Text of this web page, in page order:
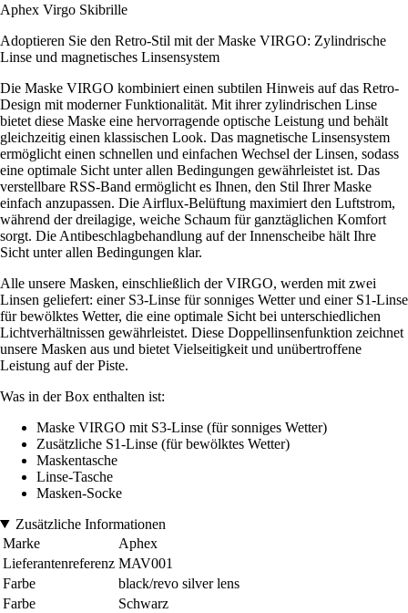
Aphex Virgo Skibrille
Adoptieren Sie den Retro-Stil mit der Maske VIRGO: Zylindrische
Linse und magnetisches Linsensystem
Die Maske VIRGO kombiniert einen subtilen Hinweis auf das Retro-
Design mit moderner Funktionalität. Mit ihrer zylindrischen Linse
bietet diese Maske eine hervorragende optische Leistung und behält
gleichzeitig einen klassischen Look. Das magnetische Linsensystem
ermöglicht einen schnellen und einfachen Wechsel der Linsen, sodass
eine optimale Sicht unter allen Bedingungen gewährleistet ist. Das
verstellbare RSS-Band ermöglicht es Ihnen, den Stil Ihrer Maske
einfach anzupassen. Die Airflux-Belüftung maximiert den Luftstrom,
während der dreilagige, weiche Schaum für ganztäglichen Komfort
sorgt. Die Antibeschlagbehandlung auf der Innenscheibe hält Ihre
Sicht unter allen Bedingungen klar.
Alle unsere Masken, einschließlich der VIRGO, werden mit zwei
Linsen geliefert: einer S3-Linse für sonniges Wetter und einer S1-Linse
für bewölktes Wetter, die eine optimale Sicht bei unterschiedlichen
Lichtverhältnissen gewährleistet. Diese Doppellinsenfunktion zeichnet
unsere Masken aus und bietet Vielseitigkeit und unübertroffene
Leistung auf der Piste.
Was in der Box enthalten ist:
Maske VIRGO mit S3-Linse (für sonniges Wetter)
Zusätzliche S1-Linse (für bewölktes Wetter)
Maskentasche
Linse-Tasche
Masken-Socke
Zusätzliche Informationen
Marke
Aphex
Lieferantenreferenz MAV001
Farbe
black/revo silver lens
Farbe
Schwarz